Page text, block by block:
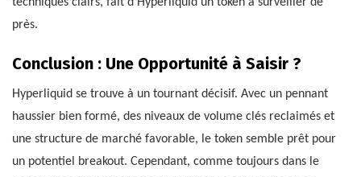
près.
Conclusion : Une Opportunité à Saisir ?
Hyperliquid se trouve à un tournant décisif. Avec un pennant
haussier bien formé, des niveaux de volume clés reclaimés et
une structure de marché favorable, le token semble prêt pour
un potentiel breakout. Cependant, comme toujours dans le